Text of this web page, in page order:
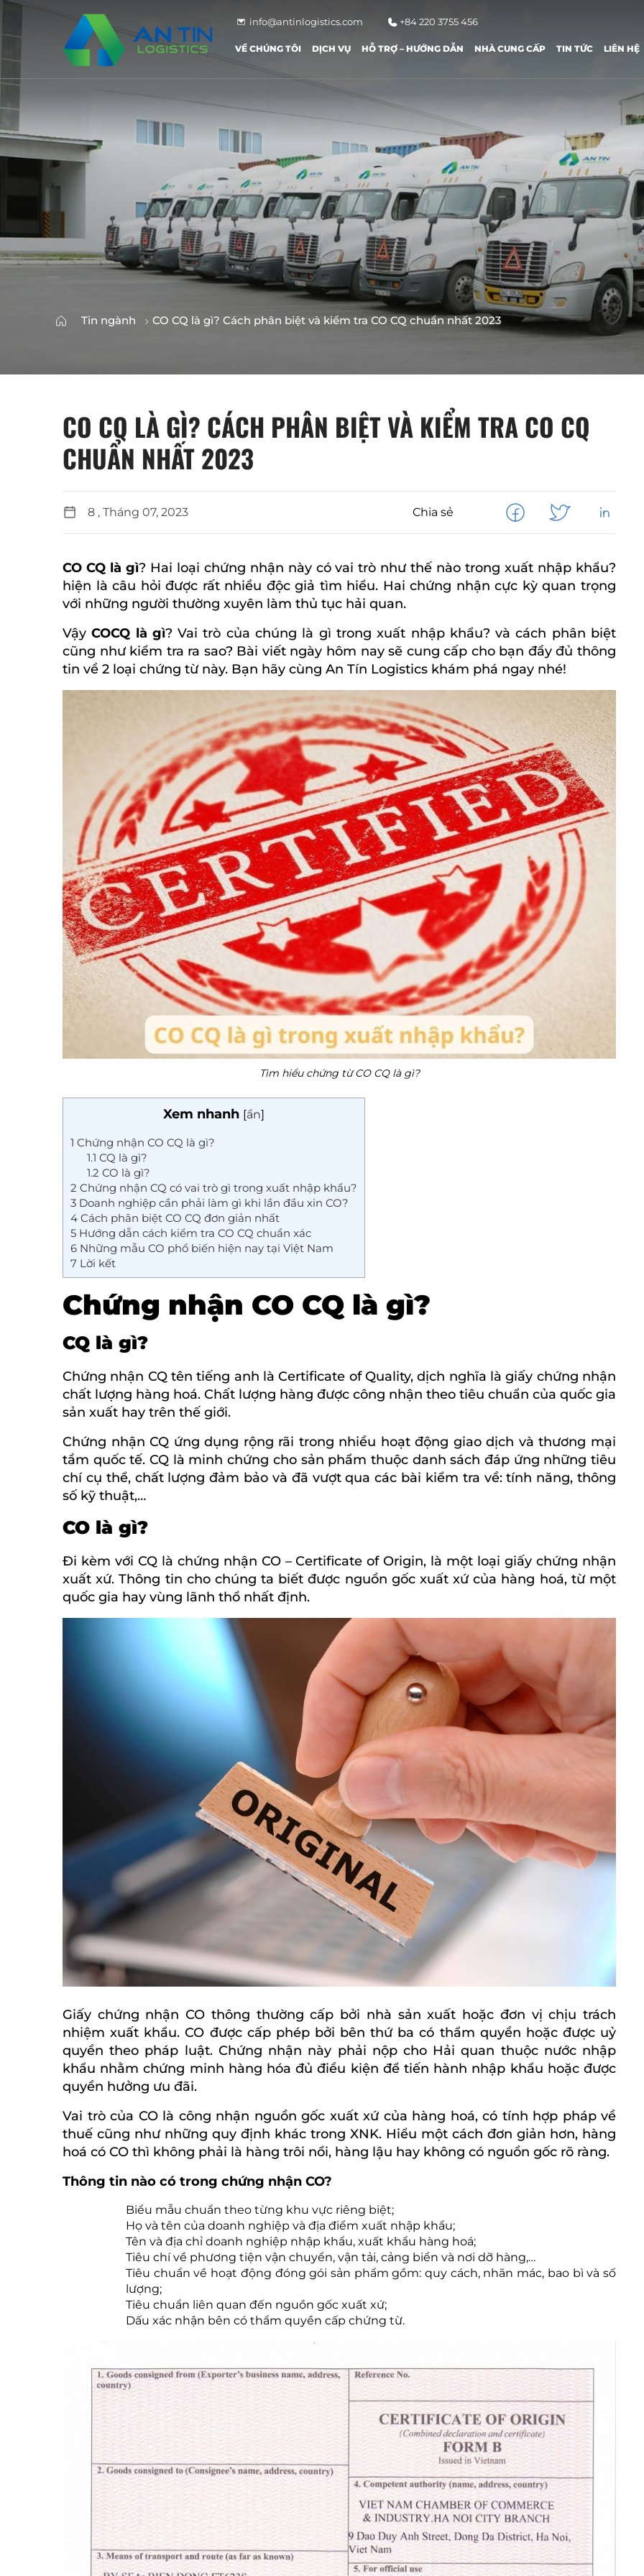
info@antinlogistics.com +84 220 3755 456
VỀ CHÚNG TÔI DỊCH VỤ HỖ TRỢ – HƯỚNG DẪN NHÀ CUNG CẤP TIN TỨC LIÊN HỆ
Tin ngành CO CQ là gì? Cách phân biệt và kiểm tra CO CQ chuẩn nhất 2023
CO CQ LÀ GÌ? CÁCH PHÂN BIỆT VÀ KIỂM TRA CO CQ
CHUẨN NHẤT 2023
8 , Tháng 07, 2023 Chia sẻ
CO CQ là gì? Hai loại chứng nhận này có vai trò như thế nào trong xuất nhập khẩu?
hiện là câu hỏi được rất nhiều độc giả tìm hiểu. Hai chứng nhận cực kỳ quan trọng
với những người thường xuyên làm thủ tục hải quan.
VậyCOCQ là gì? Vai trò của chúng là gì trong xuất nhập khẩu? và cách phân biệt
cũng như kiểm tra ra sao? Bài viết ngày hôm nay sẽ cung cấp cho bạn đầy đủ thông
tin về 2 loại chứng từ này. Bạn hãy cùng An Tín Logistics khám phá ngay nhé!
Tìm hiểu chứng từ CO CQ là gì?
Xem nhanh [ẩn]
1 Chứng nhận CO CQ là gì?
1.1 CQ là gì?
1.2 CO là gì?
2 Chứng nhận CQ có vai trò gì trong xuất nhập khẩu?
3 Doanh nghiệp cần phải làm gì khi lần đầu xin CO?
4 Cách phân biệt CO CQ đơn giản nhất
5 Hướng dẫn cách kiểm tra CO CQ chuẩn xác
6 Những mẫu CO phổ biến hiện nay tại Việt Nam
7 Lời kết
Chứng nhận CO CQ là gì?
CQ là gì?
Chứng nhận CQ tên tiếng anh là Certificate of Quality, dịch nghĩa là giấy chứng nhận
chất lượng hàng hoá. Chất lượng hàng được công nhận theo tiêu chuẩn của quốc gia
sản xuất hay trên thế giới.
Chứng nhận CQ ứng dụng rộng rãi trong nhiều hoạt động giao dịch và thương mại
tầm quốc tế. CQ là minh chứng cho sản phẩm thuộc danh sách đáp ứng những tiêu
chí cụ thể, chất lượng đảm bảo và đã vượt qua các bài kiểm tra về: tính năng, thông
số kỹ thuật,…
CO là gì?
Đi kèm với CQ là chứng nhận CO – Certificate of Origin, là một loại giấy chứng nhận
xuất xứ. Thông tin cho chúng ta biết được nguồn gốc xuất xứ của hàng hoá, từ một
quốc gia hay vùng lãnh thổ nhất định.
Giấy chứng nhận CO thông thường cấp bởi nhà sản xuất hoặc đơn vị chịu trách
nhiệm xuất khẩu. CO được cấp phép bởi bên thứ ba có thẩm quyền hoặc được uỷ
quyền theo pháp luật. Chứng nhận này phải nộp cho Hải quan thuộc nước nhập
khẩu nhằm chứng minh hàng hóa đủ điều kiện để tiến hành nhập khẩu hoặc được
quyền hưởng ưu đãi.
Vai trò của CO là công nhận nguồn gốc xuất xứ của hàng hoá, có tính hợp pháp về
thuế cũng như những quy định khác trong XNK. Hiểu một cách đơn giản hơn, hàng
hoá có CO thì không phải là hàng trôi nổi, hàng lậu hay không có nguồn gốc rõ ràng.
Thông tin nào có trong chứng nhận CO?
Biểu mẫu chuẩn theo từng khu vực riêng biệt;
Họ và tên của doanh nghiệp và địa điểm xuất nhập khẩu;
Tên và địa chỉ doanh nghiệp nhập khẩu, xuất khẩu hàng hoá;
Tiêu chí về phương tiện vận chuyển, vận tải, cảng biển và nơi dỡ hàng,…
Tiêu chuẩn về hoạt động đóng gói sản phẩm gồm: quy cách, nhãn mác, bao bì và số
lượng;
Tiêu chuẩn liên quan đến nguồn gốc xuất xứ;
Dấu xác nhận bên có thẩm quyền cấp chứng từ.